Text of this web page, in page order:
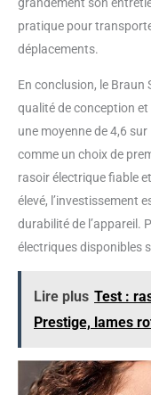
pratique pour
déplacements.
En conclusion, le Braun
qualité de conception
une moyenne de 4,6
comme un choix de
rasoir électrique fiable
élevé, l’investissement
durabilité de l’appareil.
électriques disponibles
Lire plus Test :
Prestige, lames